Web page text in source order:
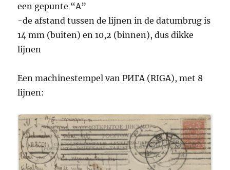
een gepunte “A”
-de afstand tussen de lijnen in de datumbrug is
14 mm (buiten) en 10,2 (binnen), dus dikke
lijnen
Een machinestempel van РИГА (RIGA), met 8
lijnen: